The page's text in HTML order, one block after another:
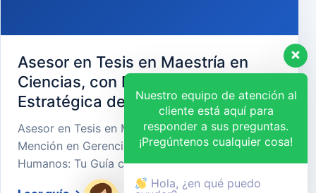
Asesor en Tesis en Maestría en
Ciencias, con Mención en Gerencia
Estratégica de Recursos Humanos
Asesor en Tesis en Maestría en Ciencias, con
Mención en Gerencia Estratégica de Recursos
Humanos: Tu Guía cara…
Nuestro equipo de atención al
cliente está aquí para
responder a sus preguntas.
¡Pregúntenos cualquier cosa!
Hola, ¿en qué puedo